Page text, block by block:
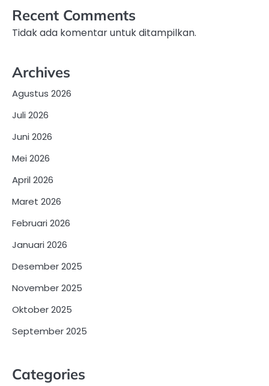
Recent Comments
Tidak ada komentar untuk ditampilkan.
Archives
Agustus 2026
Juli 2026
Juni 2026
Mei 2026
April 2026
Maret 2026
Februari 2026
Januari 2026
Desember 2025
November 2025
Oktober 2025
September 2025
Categories